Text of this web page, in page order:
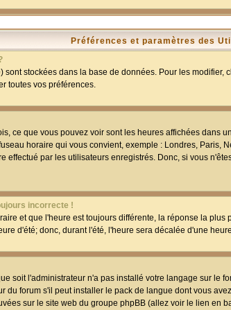
Préférences et paramètres des
sont stockées dans la base de données. Pour les modifier,
toutes vos préférences.
ce que vous pouvez voir sont les heures affichées dans
horaire qui vous convient, exemple : Londres, Paris,
effectué par les utilisateurs enregistrés. Donc, si vous
incorrecte !
et que l'heure est toujours différente, la réponse la
d'été; donc, durant l'été, l'heure sera décalée d'une
soit l'administrateur n'a pas installé votre langage sur le
du forum s'il peut installer le pack de langue dont vous
sur le site web du groupe phpBB (allez voir le lien en